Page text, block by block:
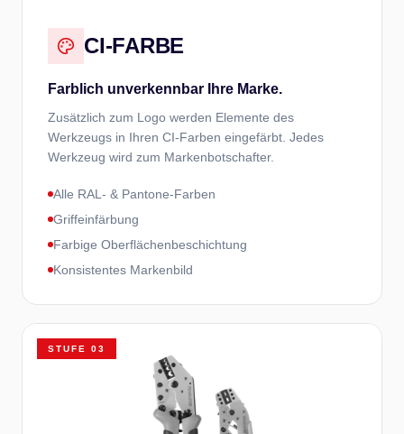
CI-FARBE
Farblich unverkennbar Ihre Marke.
Zusätzlich zum Logo werden Elemente des
Werkzeugs in Ihren CI-Farben eingefärbt. Jedes
Werkzeug wird zum Markenbotschafter.
Alle RAL- & Pantone-Farben
Griffeinfärbung
Farbige Oberflächenbeschichtung
Konsistentes Markenbild
STUFE 03